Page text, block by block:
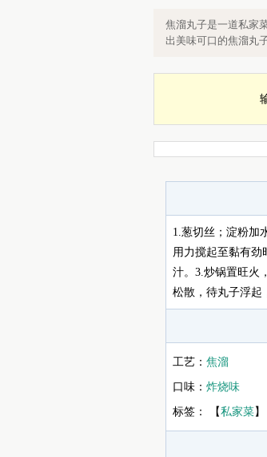
焦溜丸子是一道私家
出美味可口的焦溜丸子
1.葱切丝；淀粉加
用力搅起至黏有
汁。3.炒锅置旺火
松散，待丸子浮起
工艺： 焦溜
口味： 炸烧味
标签： 【私家菜